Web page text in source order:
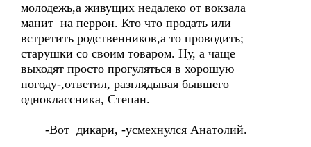
молодежь,а живущих недалеко от вокзала
манит на перрон. Кто что продать или
встретить родственников,а то проводить;
старушки со своим товаром. Ну, а чаще
выходят просто прогуляться в хорошую
погоду-,ответил, разглядывая бывшего
одноклассника, Степан.
-Вот дикари, -усмехнулся Анатолий.